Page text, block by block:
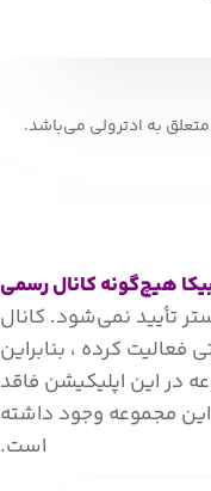
به ادترولی می‌باشد.
هیچ‌گونه کانال رسمی
تأیید نمی‌شود. کانال
فعالیت کرده ، بنابراین
در این اپلیکیشن فاقد
این مجموعه وجود داشته
است.